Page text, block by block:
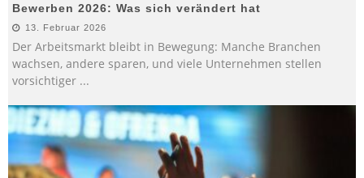
Bewerben 2026: Was sich verändert hat
13. Februar 2026
Der Arbeitsmarkt bleibt in Bewegung: Manche Branchen
wachsen, andere sparen, und viele Unternehmen stellen
vorsichtiger ...